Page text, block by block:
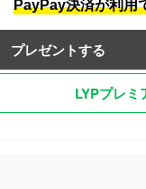
PayPay決済が利用
プレゼントする
LYPプレミ